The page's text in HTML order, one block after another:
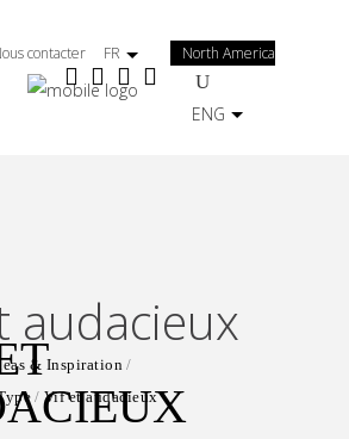
contacter FR
North America
ENG
audacieux
& Inspiration
Vif et audacieux